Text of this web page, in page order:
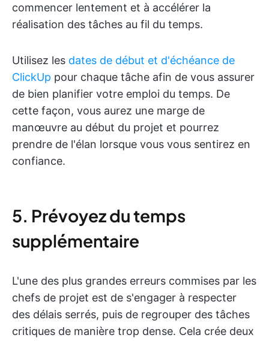
commencer lentement et à accélérer la
réalisation des tâches au fil du temps.
Utilisez les dates de début et d'échéance de
ClickUp pour chaque tâche afin de vous assurer
de bien planifier votre emploi du temps. De
cette façon, vous aurez une marge de
manœuvre au début du projet et pourrez
prendre de l'élan lorsque vous vous sentirez en
confiance.
5. Prévoyez du temps
supplémentaire
L'une des plus grandes erreurs commises par les
chefs de projet est de s'engager à respecter
des délais serrés, puis de regrouper des tâches
critiques de manière trop dense. Cela crée deux